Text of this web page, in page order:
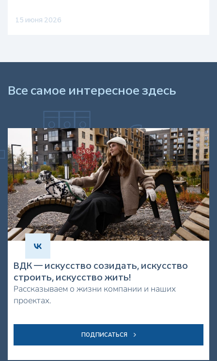
15 июня 2026
Все самое интересное здесь
ВДК — искусство созидать, искусство
строить, искусство жить!
Рассказываем о жизни компании и наших
проектах.
ПОДПИСАТЬСЯ